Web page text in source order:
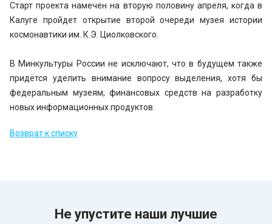
Старт проекта намечен на вторую половину апреля, когда в
Калуге пройдет открытие второй очереди музея истории
космонавтики им. К.Э. Циолковского.
В Минкультуры России не исключают, что в будущем также
придётся уделить внимание вопросу выделения, хотя бы
федеральным музеям, финансовых средств на разработку
новых информационных продуктов.
Возврат к списку
Не упустите наши лучшие